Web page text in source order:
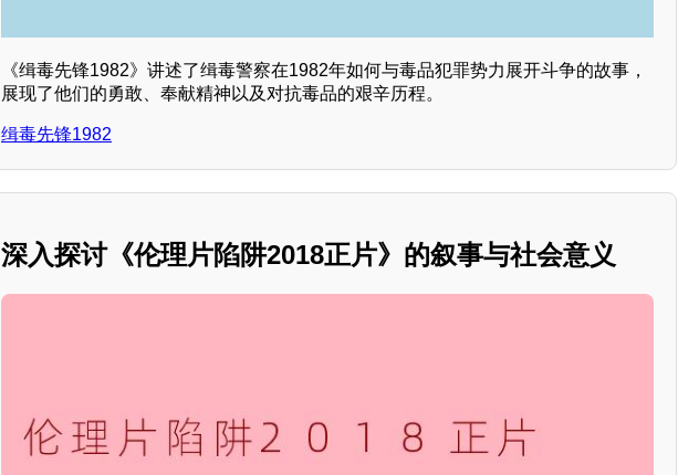
《缉毒先锋1982》讲述了缉毒警察在1982年如何与毒品犯罪势力展开斗争的故事，
展现了他们的勇敢、奉献精神以及对抗毒品的艰辛历程。
缉毒先锋1982
深入探讨《伦理片陷阱2018正片》的叙事与社会意义